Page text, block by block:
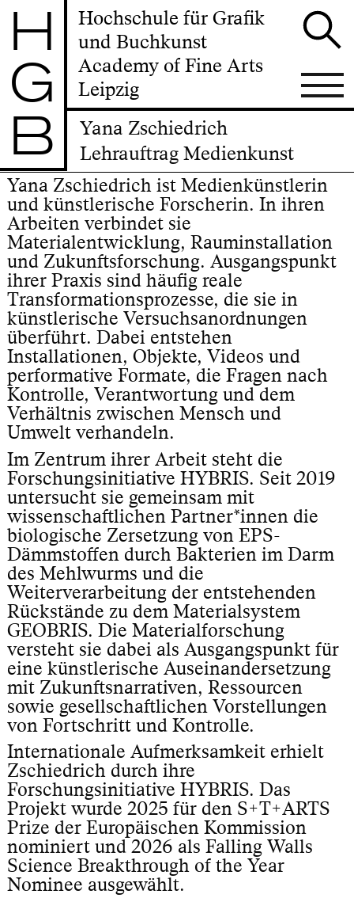
H
G
B
Hochschule für Grafik
und Buchkunst
Academy of Fine Arts
Leipzig
Yana Zschiedrich
Lehrauftrag Medienkunst
Yana Zschiedrich ist Medienkünstlerin
und künstlerische Forscherin. In ihren
Arbeiten verbindet sie
Materialentwicklung, Rauminstallation
und Zukunftsforschung. Ausgangspunkt
ihrer Praxis sind häufig reale
Transformationsprozesse, die sie in
künstlerische Versuchsanordnungen
überführt. Dabei entstehen
Installationen, Objekte, Videos und
performative Formate, die Fragen nach
Kontrolle, Verantwortung und dem
Verhältnis zwischen Mensch und
Umwelt verhandeln.
Im Zentrum ihrer Arbeit steht die
Forschungsinitiative HYBRIS. Seit 2019
untersucht sie gemeinsam mit
wissenschaftlichen Partner*innen die
biologische Zersetzung von EPS-
Dämmstoffen durch Bakterien im Darm
des Mehlwurms und die
Weiterverarbeitung der entstehenden
Rückstände zu dem Materialsystem
GEOBRIS. Die Materialforschung
versteht sie dabei als Ausgangspunkt für
eine künstlerische Auseinandersetzung
mit Zukunftsnarrativen, Ressourcen
sowie gesellschaftlichen Vorstellungen
von Fortschritt und Kontrolle.
Internationale Aufmerksamkeit erhielt
Zschiedrich durch ihre
Forschungsinitiative HYBRIS. Das
Projekt wurde 2025 für den S+T+ARTS
Prize der Europäischen Kommission
nominiert und 2026 als Falling Walls
Science Breakthrough of the Year
Nominee ausgewählt.